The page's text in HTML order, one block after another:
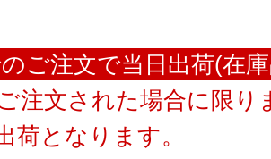
ご注文で当日出荷(在
注文された場合に限り
荷となります。